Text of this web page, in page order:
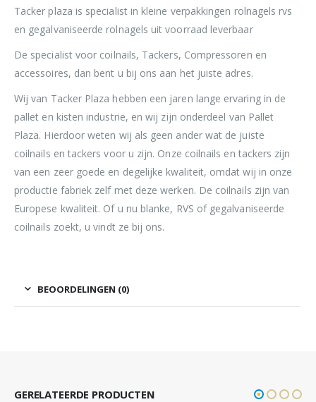
Tacker plaza is specialist in kleine verpakkingen rolnagels rvs
en gegalvaniseerde rolnagels uit voorraad leverbaar
De specialist voor coilnails, Tackers, Compressoren en
accessoires, dan bent u bij ons aan het juiste adres.
Wij van Tacker Plaza hebben een jaren lange ervaring in de
pallet en kisten industrie, en wij zijn onderdeel van Pallet
Plaza. Hierdoor weten wij als geen ander wat de juiste
coilnails en tackers voor u zijn. Onze coilnails en tackers zijn
van een zeer goede en degelijke kwaliteit, omdat wij in onze
productie fabriek zelf met deze werken. De coilnails zijn van
Europese kwaliteit. Of u nu blanke, RVS of gegalvaniseerde
coilnails zoekt, u vindt ze bij ons.
BEOORDELINGEN (0)
GERELATEERDE PRODUCTEN